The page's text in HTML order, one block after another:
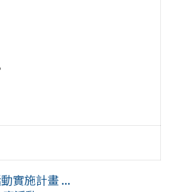
實施計畫 ...